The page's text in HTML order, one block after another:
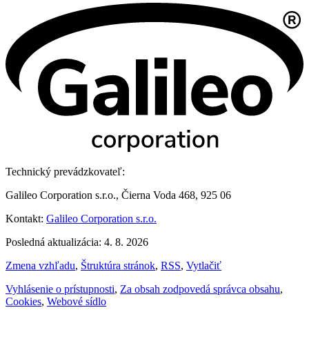
Technický prevádzkovateľ:
Galileo Corporation s.r.o., Čierna Voda 468, 925 06
Kontakt: Galileo Corporation s.r.o.
Posledná aktualizácia: 4. 8. 2026
Zmena vzhľadu, Štruktúra stránok, RSS, Vytlačiť
Vyhlásenie o prístupnosti, Za obsah zodpovedá správca obsahu,
Cookies, Webové sídlo